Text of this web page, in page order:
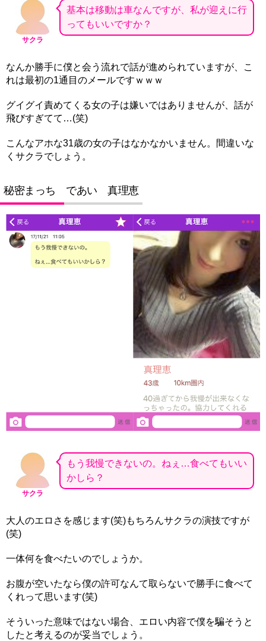
サクラ
基本は移動は車なんですが、私が迎えに行
ってもいいですか？
なんか勝手に僕と会う流れで話が進められていますが、こ
れは最初の1通目のメールですｗｗｗ
グイグイ責めてくる女の子は嫌いではありませんが、話が
飛びすぎてて…(笑)
こんなアホな31歳の女の子はなかなかいません。間違いな
くサクラでしょう。
秘密まっち であい 真理恵
サクラ
もう我慢できないの。ねぇ…食べてもいい
かしら？
大人のエロさを感じます(笑)もちろんサクラの演技ですが
(笑)
一体何を食べたいのでしょうか。
お腹が空いたなら僕の許可なんて取らないで勝手に食べて
くれって思います(笑)
そういった意味ではない場合、エロい内容で僕を騙そうと
したと考えるのが妥当でしょう。